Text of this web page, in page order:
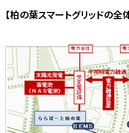
【柏の葉スマートグリッドの